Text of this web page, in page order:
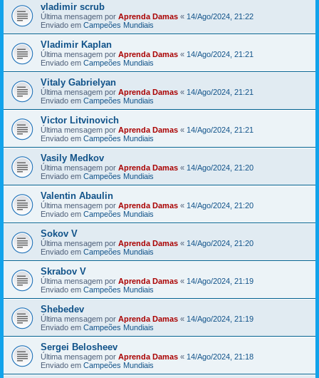
vladimir scrub
Última mensagem por Aprenda Damas « 14/Ago/2024, 21:22
Enviado em Campeões Mundiais
Vladimir Kaplan
Última mensagem por Aprenda Damas « 14/Ago/2024, 21:21
Enviado em Campeões Mundiais
Vitaly Gabrielyan
Última mensagem por Aprenda Damas « 14/Ago/2024, 21:21
Enviado em Campeões Mundiais
Victor Litvinovich
Última mensagem por Aprenda Damas « 14/Ago/2024, 21:21
Enviado em Campeões Mundiais
Vasily Medkov
Última mensagem por Aprenda Damas « 14/Ago/2024, 21:20
Enviado em Campeões Mundiais
Valentin Abaulin
Última mensagem por Aprenda Damas « 14/Ago/2024, 21:20
Enviado em Campeões Mundiais
Sokov V
Última mensagem por Aprenda Damas « 14/Ago/2024, 21:20
Enviado em Campeões Mundiais
Skrabov V
Última mensagem por Aprenda Damas « 14/Ago/2024, 21:19
Enviado em Campeões Mundiais
Shebedev
Última mensagem por Aprenda Damas « 14/Ago/2024, 21:19
Enviado em Campeões Mundiais
Sergei Belosheev
Última mensagem por Aprenda Damas « 14/Ago/2024, 21:18
Enviado em Campeões Mundiais